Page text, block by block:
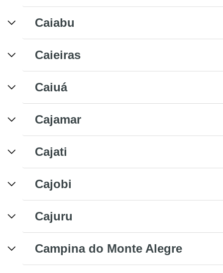
Caiabu
Caieiras
Caiuá
Cajamar
Cajati
Cajobi
Cajuru
Campina do Monte Alegre